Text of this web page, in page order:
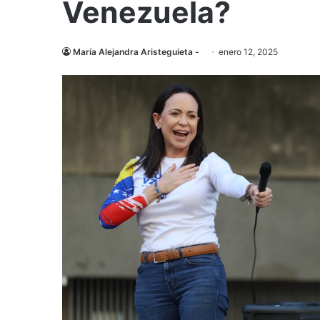
Venezuela?
María Alejandra Aristeguieta - enero 12, 2025